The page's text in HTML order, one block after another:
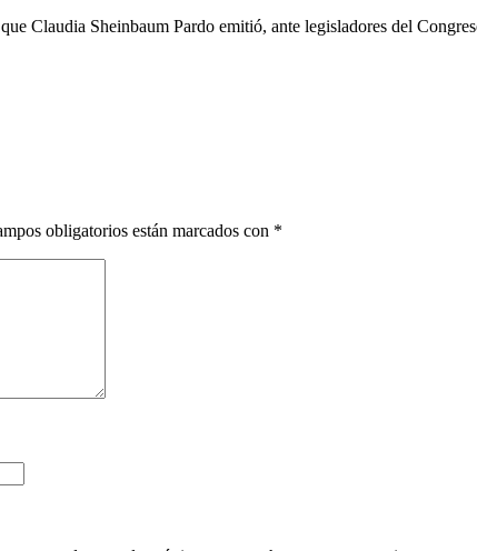
Claudia Sheinbaum Pardo emitió, ante legisladores del
obligatorios están marcados con *